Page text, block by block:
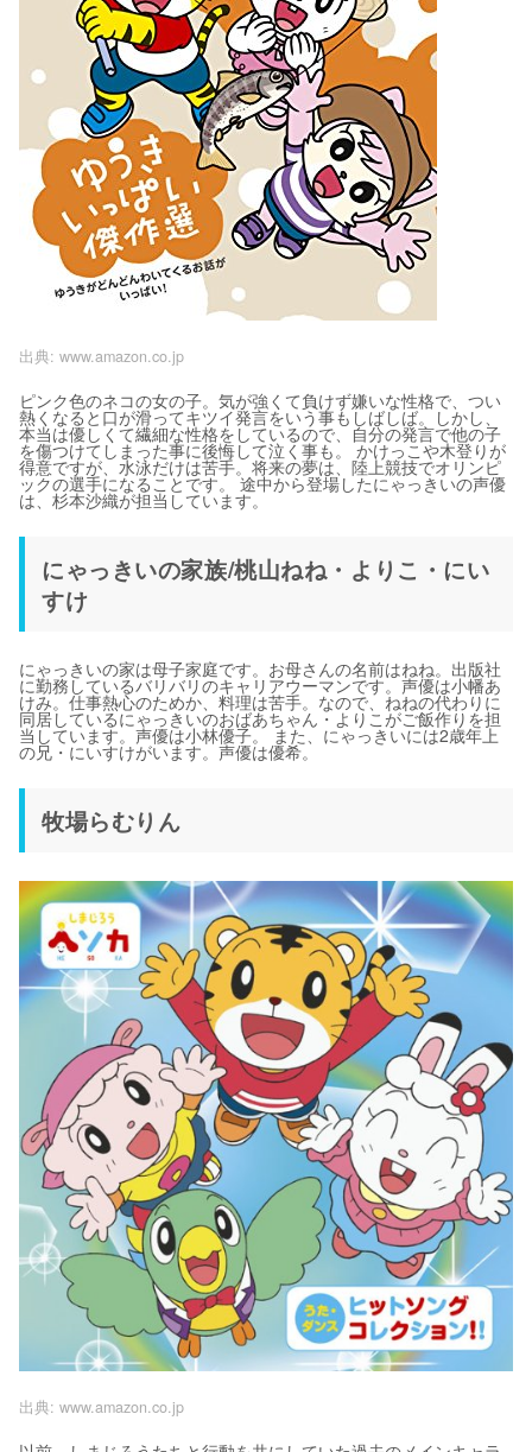
出典: www.amazon.co.jp
ピンク色のネコの女の子。気が強くて負けず嫌いな性格で、つい
熱くなると口が滑ってキツイ発言をいう事もしばしば。しかし、
本当は優しくて繊細な性格をしているので、自分の発言で他の子
を傷つけてしまった事に後悔して泣く事も。 かけっこや木登りが
得意ですが、水泳だけは苦手。将来の夢は、陸上競技でオリンピ
ックの選手になることです。 途中から登場したにゃっきいの声優
は、杉本沙織が担当しています。
にゃっきいの家族/桃山ねね・よりこ・にい
すけ
にゃっきいの家は母子家庭です。お母さんの名前はねね。出版社
に勤務しているバリバリのキャリアウーマンです。声優は小幡あ
けみ。仕事熱心のためか、料理は苦手。なので、ねねの代わりに
同居しているにゃっきいのおばあちゃん・よりこがご飯作りを担
当しています。声優は小林優子。 また、にゃっきいには2歳年上
の兄・にいすけがいます。声優は優希。
牧場らむりん
出典: www.amazon.co.jp